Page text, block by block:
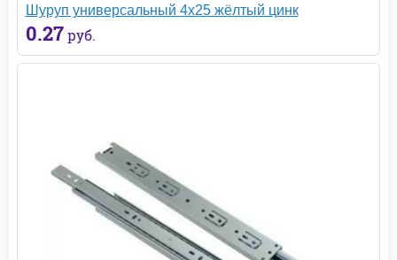
Шуруп универсальный 4х25 жёлтый цинк
0.27 руб.